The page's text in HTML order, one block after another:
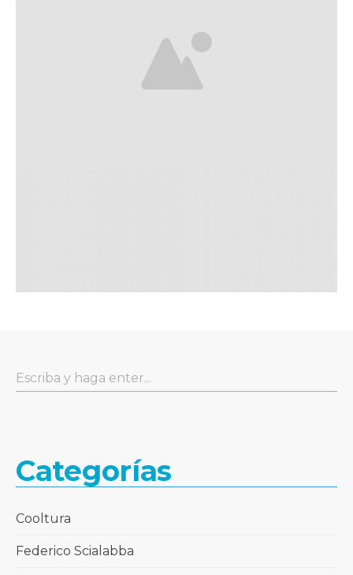
Categorías
Cooltura
Federico Scialabba